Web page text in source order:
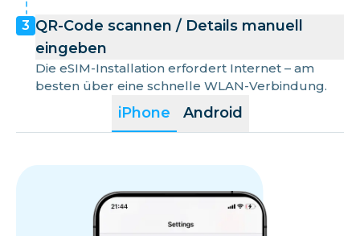
iPhone Android
3 QR-Code scannen / Details manuell
eingeben
Die eSIM-Installation erfordert Internet – am
besten über eine schnelle WLAN-Verbindung.